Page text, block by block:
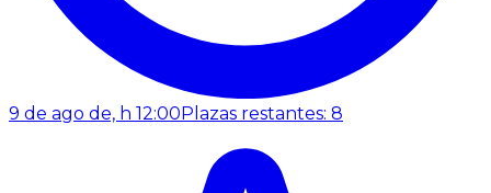
9 de ago de, h 12:00 Plazas restantes: 8